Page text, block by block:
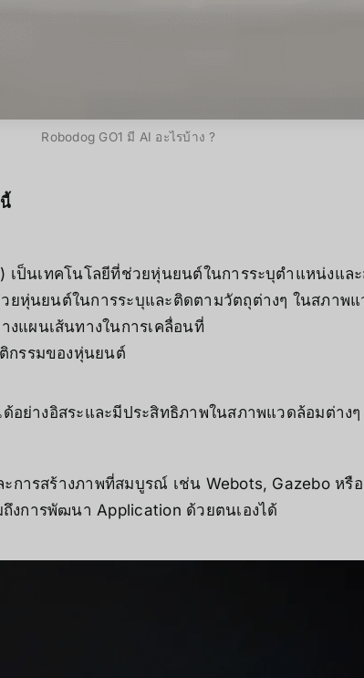
Robodog GO1 มี AI อะไรบ้าง ?
เป็นเทคโนโลยีที่ช่วยหุ่นยนต์ในการระบุตำแหน่งแล
ยหุ่นยนต์ในการระบุและติดตามวัตถุต่างๆ ในสภาพ
แผนเส้นทางในการเคลื่อนที่
กรรมของหุ่นยนต์
อย่างอิสระและมีประสิทธิภาพในสภาพแวดล้อมต่าง
การสร้างภาพที่สมบูรณ์ เช่น Webots, Gazebo หรื
งการพัฒนา Application ด้วยตนเองได้